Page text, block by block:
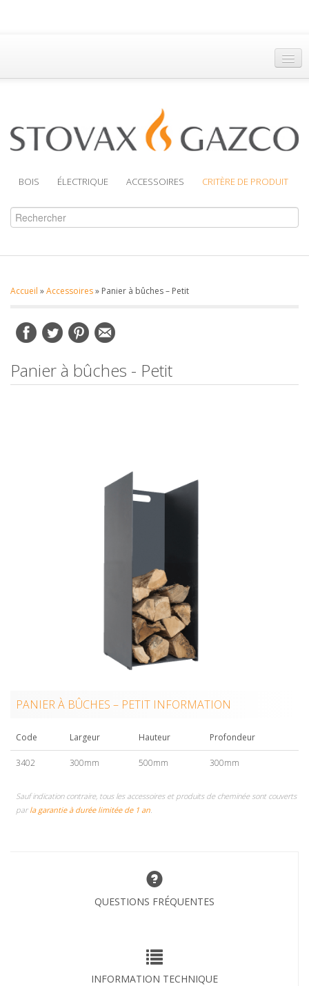
Accueil
Brochures
BOIS ÉLECTRIQUE ACCESSOIRES CRITÈRE DE PRODUIT
Accueil »Accessoires» Panier à bûches – Petit
Panier à bûches - Petit
PANIER À BÛCHES – PETIT INFORMATION
Code Largeur Hauteur Profondeur
3402 300mm 500mm 300mm
Sauf indication contraire, tous les accessoires et produits de cheminée sont couverts
parla garantie à durée limitée de 1 an
QUESTIONS FRÉQUENTES
INFORMATION TECHNIQUE